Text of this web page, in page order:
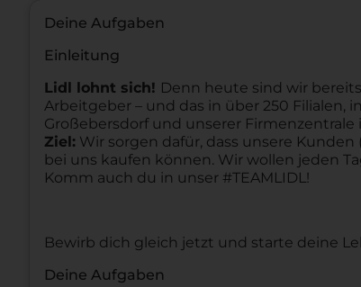
Deine Aufgaben
Einleitung
Lidl lohnt sich! Denn heute sind wir
Arbeitgeber – und das in über 250 Filialen,
Großebersdorf und unserer
Ziel: Wir sorgen dafür, dass unsere
bei uns kaufen können. Wir wollen jeden
Komm auch du in unser #TEAMLIDL!
Bewirb dich gleich jetzt und starte deine
Deine Aufgaben